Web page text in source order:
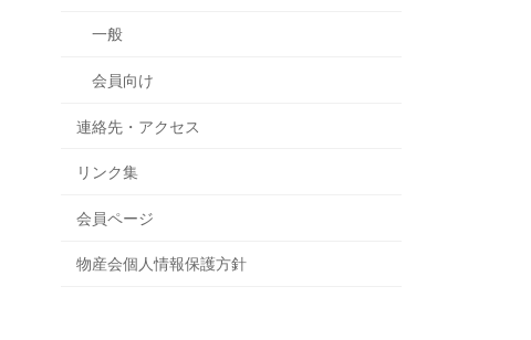
一般
会員向け
連絡先・アクセス
リンク集
会員ページ
物産会個人情報保護方針